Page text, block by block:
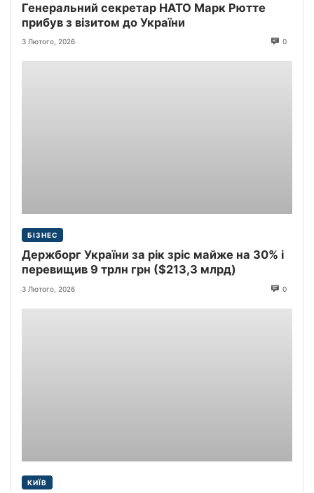
Генеральний секретар НАТО Марк Рютте
прибув з візитом до України
3 Лютого, 2026 0
БІЗНЕС
Держборг України за рік зріс майже на 30% і
перевищив 9 трлн грн ($213,3 млрд)
3 Лютого, 2026 0
КИЇВ